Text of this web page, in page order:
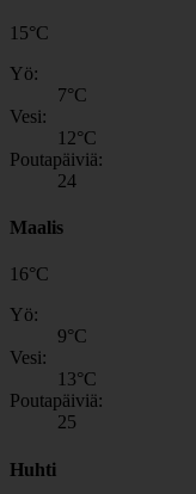
15°C
Yö:
7°C
Vesi:
12°C
Poutapäiviä:
24
Maalis
16°C
Yö:
9°C
Vesi:
13°C
Poutapäiviä:
25
Huhti